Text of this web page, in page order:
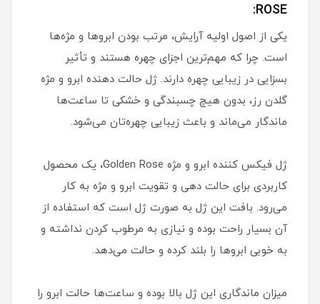
ROSE:
یکی از اصول اولیه آرایش، مرتب بودن ابروها و مژه‌ها
است. چرا که مهم‌ترین اجزای چهره هستند و تأثیر
بسزایی در زیبایی چهره دارند. ژل حالت دهنده ابرو و مژه
گلدن رز، بدون هیچ چسبندگی و خشکی تا ساعت‌ها
ماندگار می‌ماند و باعث زیبایی چهره‌تان می‌شود.
ژل فیکس کننده ابرو و مژه Golden Rose، یک محصول
کاربردی برای حالت دهی و تقویت ابرو و مژه به کار
می‌رود. بافت این ژل به صورت ژل است که استفاده از
آن بسیار راحت بوده و نیازی به مرطوب کردن نداشته و
به خوبی ابروها را بلند کرده و حالت می‌دهد.
میزان ماندگاری این ژل بالا بوده و ساعت‌ها حالت ابرو را